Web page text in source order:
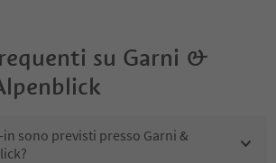
su Garni &
sono previsti presso Garni &